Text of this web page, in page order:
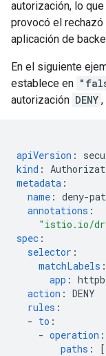
autorización, lo
provocó el
aplicación de
En el siguiente
establece en
autorización DENY
apiVersion :
kind :
metadata :
name : deny-
annotations :
"istio.io/
spec :
selector :
matchLabels :
app :
action : DENY
rules :
- to :
- operation :
paths : [